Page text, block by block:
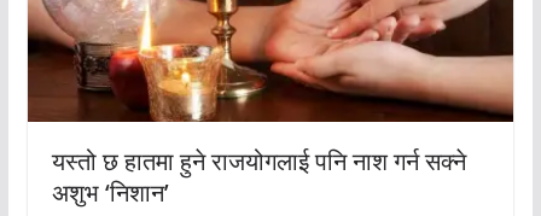
यस्तो छ हातमा हुने राजयोगलाई पनि नाश गर्न सक्ने
अशुभ ‘निशान’